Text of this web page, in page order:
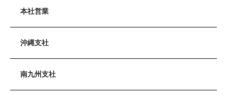
本社営業
沖縄支社
南九州支社